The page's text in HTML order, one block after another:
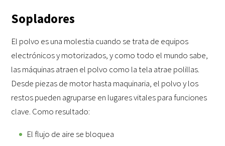
Sopladores
El polvo es una molestia cuando se trata de equipos
electrónicos y motorizados, y como todo el mundo sabe,
las máquinas atraen el polvo como la tela atrae polillas.
Desde piezas de motor hasta maquinaria, el polvo y los
restos pueden agruparse en lugares vitales para funciones
clave. Como resultado:
El flujo de aire se bloquea